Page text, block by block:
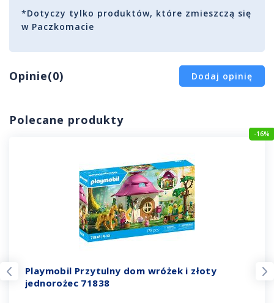
*Dotyczy tylko produktów, które zmieszczą się
w Paczkomacie
Opinie(0) Dodaj opinię
Polecane produkty
-16%
Playmobil Przytulny dom wróżek i złoty
jednorożec 71838